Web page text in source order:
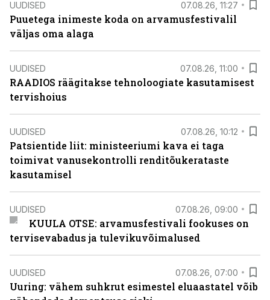
UUDISED 07.08.26, 11:27
Puuetega inimeste koda on arvamusfestivalil
väljas oma alaga
UUDISED 07.08.26, 11:00
RAADIOS räägitakse tehnoloogiate kasutamisest
tervishoius
UUDISED 07.08.26, 10:12
Patsientide liit: ministeeriumi kava ei taga
toimivat vanusekontrolli renditõukerataste
kasutamisel
UUDISED 07.08.26, 09:00
KUULA OTSE: arvamusfestivali fookuses on
tervisevabadus ja tulevikuvõimalused
UUDISED 07.08.26, 07:00
Uuring: vähem suhkrut esimestel eluaastatel võib